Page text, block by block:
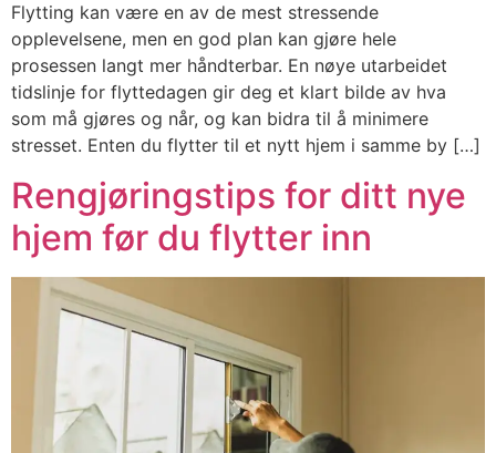
Flytting kan være en av de mest stressende
opplevelsene, men en god plan kan gjøre hele
prosessen langt mer håndterbar. En nøye utarbeidet
tidslinje for flyttedagen gir deg et klart bilde av hva
som må gjøres og når, og kan bidra til å minimere
stresset. Enten du flytter til et nytt hjem i samme by […]
Rengjøringstips for ditt nye
hjem før du flytter inn